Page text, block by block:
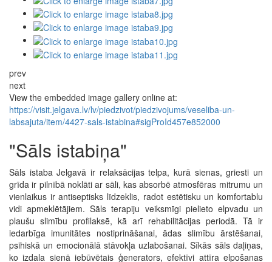
prev
next
View the embedded image gallery online at:
https://visit.jelgava.lv/lv/piedzivot/piedzivojums/veseliba-un-
labsajuta/item/4427-sals-istabina#sigProId457e852000
"Sāls istabiņa"
Sāls istaba Jelgavā ir relaksācijas telpa, kurā sienas, griesti un
grīda ir pilnībā noklāti ar sāli, kas absorbē atmosfēras mitrumu un
vienlaikus ir antiseptisks līdzeklis, radot estētisku un komfortablu
vidi apmeklētājiem. Sāls terapiju veiksmīgi pielieto elpvadu un
plaušu slimību profilaksē, kā arī rehabilitācijas periodā. Tā ir
iedarbīga imunitātes nostiprināšanai, ādas slimību ārstēšanai,
psihiskā un emocionālā stāvokļa uzlabošanai. Sīkās sāls daļiņas,
ko izdala sienā iebūvētais ģenerators, efektīvi attīra elpošanas